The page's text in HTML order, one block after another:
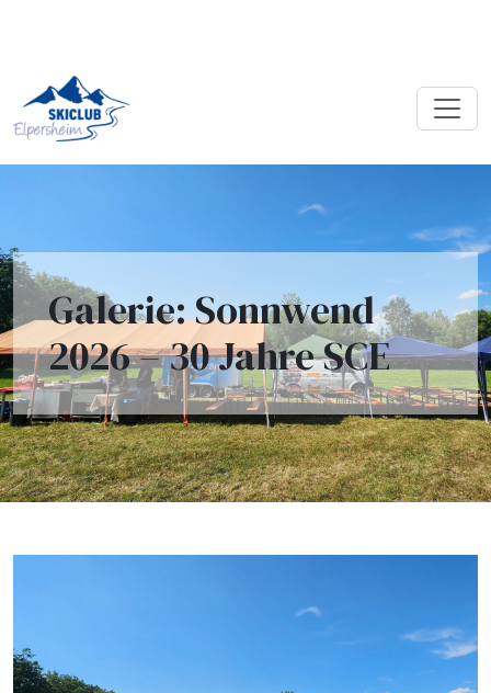
Galerie: Sonnwend
2026 – 30 Jahre SCE